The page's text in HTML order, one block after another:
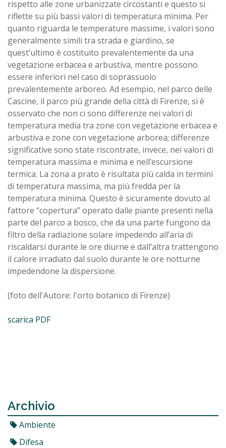
rispetto alle zone urbanizzate circostanti e questo si
riflette su più bassi valori di temperatura minima. Per
quanto riguarda le temperature massime, i valori sono
generalmente simili tra strada e giardino, se
quest’ultimo è costituito prevalentemente da una
vegetazione erbacea e arbustiva, mentre possono
essere inferiori nel caso di soprassuolo
prevalentemente arboreo. Ad esempio, nel parco delle
Cascine, il parco più grande della città di Firenze, si è
osservato che non ci sono differenze nei valori di
temperatura media tra zone con vegetazione erbacea e
arbustiva e zone con vegetazione arborea; differenze
significative sono state riscontrate, invece, nei valori di
temperatura massima e minima e nell’escursione
termica. La zona a prato è risultata più calda in termini
di temperatura massima, ma più fredda per la
temperatura minima. Questo è sicuramente dovuto al
fattore “copertura” operato dalle piante presenti nella
parte del parco a bosco, che da una parte fungono da
filtro della radiazione solare impedendo all’aria di
riscaldarsi durante le ore diurne e dall’altra trattengono
il calore irradiato dal suolo durante le ore notturne
impedendone la dispersione.
(foto dell'Autore: l'orto botanico di Firenze)
scarica PDF
Archivio
Ambiente
Difesa